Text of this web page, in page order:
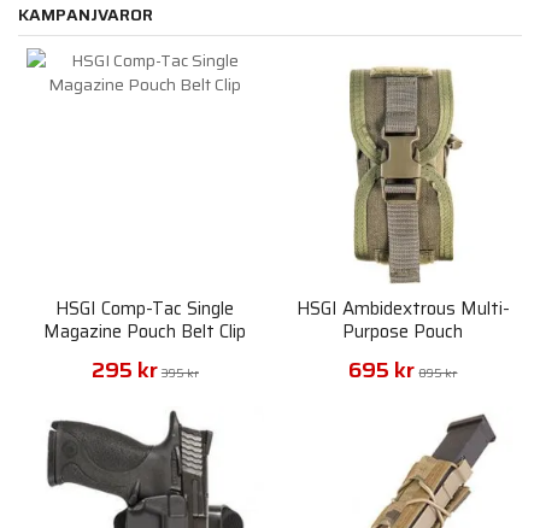
KAMPANJVAROR
HSGI Comp-Tac Single
Magazine Pouch Belt Clip
295 kr 395 kr
HSGI Ambidextrous Multi-
Purpose Pouch
695 kr 895 kr